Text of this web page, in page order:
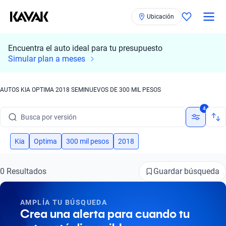
Ubicación
Encuentra el auto ideal para tu presupuesto
Simular plan a meses
AUTOS KIA OPTIMA 2018 SEMINUEVOS DE 300 MIL PESOS
Busca por versión
Busca por año
Busca por modelo
Busca por versión
4
Kia Optima 300 mil pesos 2018
0 Resultados Guardar búsqueda
AMPLÍA TU BÚSQUEDA
Crea una alerta para cuando tu